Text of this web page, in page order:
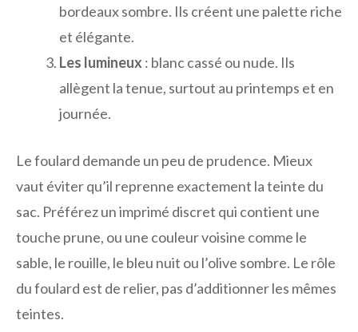
bordeaux sombre. Ils créent une palette riche
et élégante.
Les lumineux : blanc cassé ou nude. Ils
allègent la tenue, surtout au printemps et en
journée.
Le foulard demande un peu de prudence. Mieux
vaut éviter qu’il reprenne exactement la teinte du
sac. Préférez un imprimé discret qui contient une
touche prune, ou une couleur voisine comme le
sable, le rouille, le bleu nuit ou l’olive sombre. Le rôle
du foulard est de relier, pas d’additionner les mêmes
teintes.